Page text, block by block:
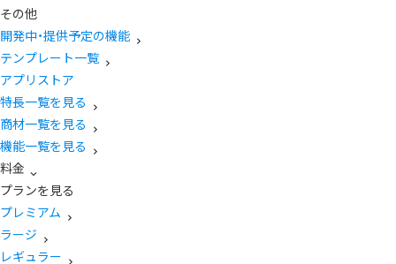
その他
開発中・提供予定の機能
テンプレート一覧
アプリストア
特長一覧を見る
商材一覧を見る
機能一覧を見る
料金
プランを見る
プレミアム
ラージ
レギュラー